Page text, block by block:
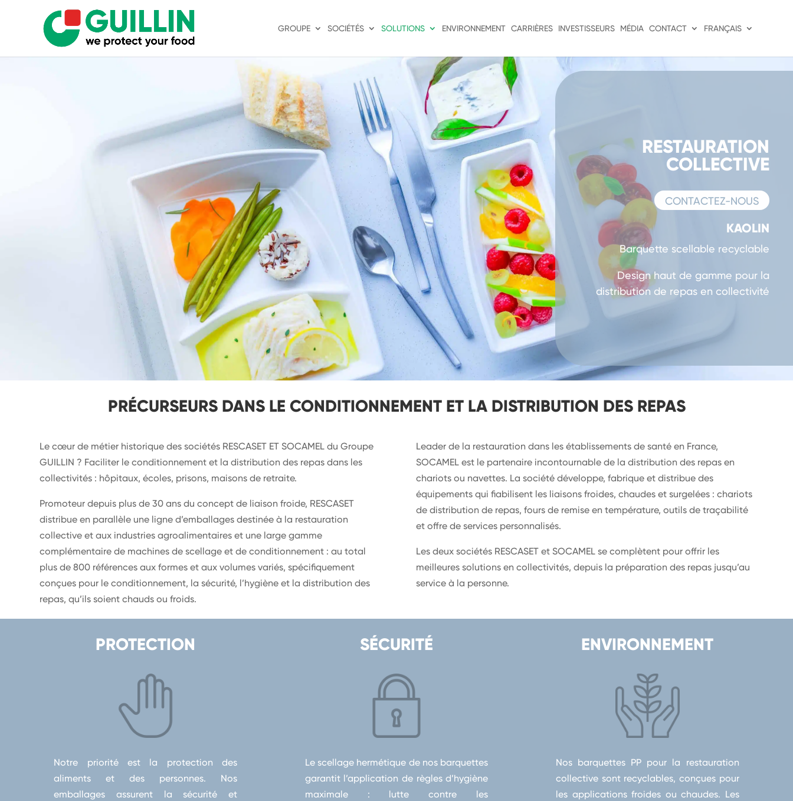
GROUPE SOCIÉTÉS SOLUTIONS ENVIRONNEMENT CARRIÈRES INVESTISSEURS MÉDIA CONTACT FRANÇAIS
RESTAURATION
COLLECTIVE
CONTACTEZ-NOUS
KAOLIN
Barquette scellable recyclable
Design haut de gamme pour la
distribution de repas en collectivité
PRÉCURSEURS DANS LE CONDITIONNEMENT ET LA DISTRIBUTION DES REPAS
Le cœur de métier historique des sociétés RESCASET ET SOCAMEL du Groupe
GUILLIN ? Faciliter le conditionnement et la distribution des repas dans les
collectivités : hôpitaux, écoles, prisons, maisons de retraite.
Promoteur depuis plus de 30 ans du concept de liaison froide, RESCASET
distribue en parallèle une ligne d’emballages destinée à la restauration
collective et aux industries agroalimentaires et une large gamme
complémentaire de machines de scellage et de conditionnement : au total
plus de 800 références aux formes et aux volumes variés, spécifiquement
conçues pour le conditionnement, la sécurité, l’hygiène et la distribution des
repas, qu’ils soient chauds ou froids.
Leader de la restauration dans les établissements de santé en France,
SOCAMEL est le partenaire incontournable de la distribution des repas en
chariots ou navettes. La société développe, fabrique et distribue des
équipements qui fiabilisent les liaisons froides, chaudes et surgelées : chariots
de distribution de repas, fours de remise en température, outils de traçabilité
et offre de services personnalisés.
Les deux sociétés RESCASET et SOCAMEL se complètent pour offrir les
meilleures solutions en collectivités, depuis la préparation des repas jusqu’au
service à la personne.
PROTECTION
Notre priorité est la protection des
aliments et des personnes. Nos
emballages assurent la sécurité et
SÉCURITÉ
Le scellage hermétique de nos barquettes
garantit l’application de règles d’hygiène
maximale : lutte contre les
ENVIRONNEMENT
Nos barquettes PP pour la restauration
collective sont recyclables, conçues pour
les applications froides ou chaudes. Les